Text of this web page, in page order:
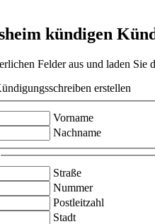
kündigen
Felder aus und laden
erstellen
Vorname
Nachname
Straße
Nummer
Postleitzahl
Stadt